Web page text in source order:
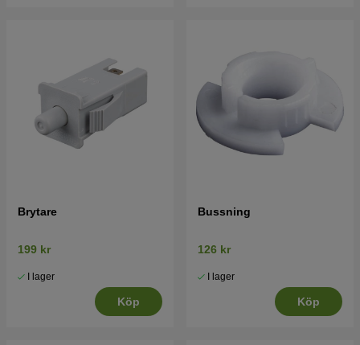
Brytare
199 kr
I lager
Köp
Bussning
126 kr
I lager
Köp